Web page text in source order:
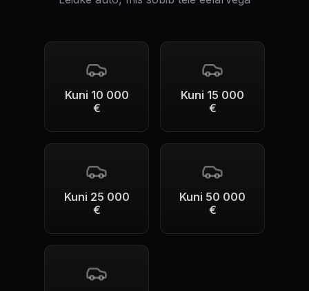
Kuni 10 000
€
Kuni 15 000
€
Kuni 25 000
€
Kuni 50 000
€